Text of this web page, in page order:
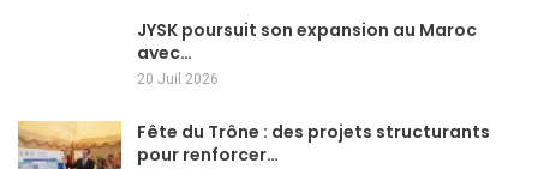
JYSK poursuit son expansion au Maroc
avec…
20 Juil 2026
Fête du Trône : des projets structurants
pour renforcer…